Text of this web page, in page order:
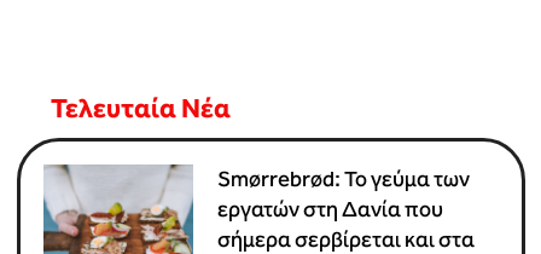
Τελευταία Νέα
Smørrebrød: Το γεύμα των
εργατών στη Δανία που
σήμερα σερβίρεται και στα